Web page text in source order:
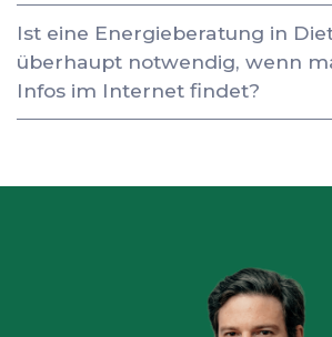
Ist eine Energieberatung in
überhaupt notwendig, wenn
Infos im Internet findet?